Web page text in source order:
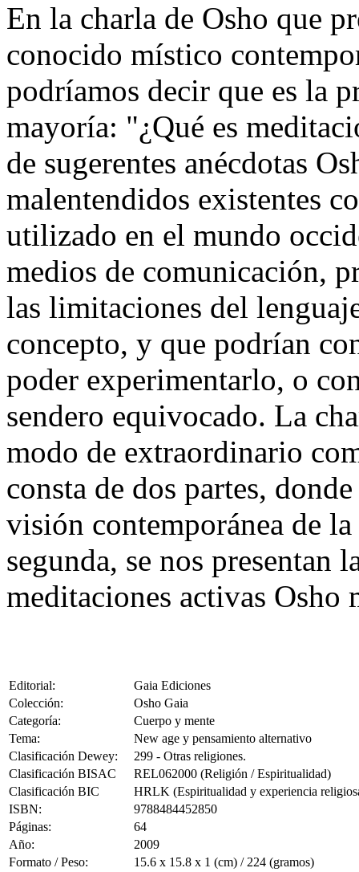
En la charla de Osho que
conocido místico
podríamos decir que es la
mayoría: "¿Qué es
de sugerentes anécdotas
malentendidos existentes
utilizado en el mundo
medios de comunicación,
las limitaciones del
concepto, y que podrían
poder experimentarlo, o
sendero equivocado. La
modo de extraordinario
consta de dos partes,
visión contemporánea de
segunda, se nos presentan
meditaciones activas Osho
Editorial:
Gaia Ediciones
Colección:
Osho Gaia
Categoría:
Cuerpo y mente
Tema:
New age y pensamiento alternativo
Clasificación Dewey:
299 - Otras religiones.
Clasificación BISAC
REL062000 (Religión / Espiritualidad)
Clasificación BIC
HRLK (Espiritualidad y experiencia
ISBN:
9788484452850
Páginas:
64
Año:
2009
Formato / Peso:
15.6 x 15.8 x 1 (cm) / 224 (gramos)